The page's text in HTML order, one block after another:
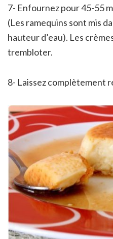
7- Enfournez pour 45-55
(Les ramequins sont mis
hauteur d’eau). Les
trembloter.
8- Laissez complètement